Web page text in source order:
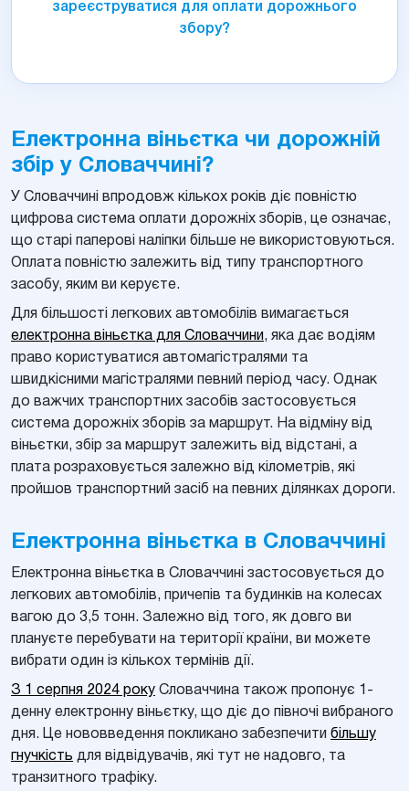
зареєструватися для оплати дорожнього
збору?
Електронна віньєтка чи дорожній
збір у Словаччині?
У Словаччині впродовж кількох років діє повністю
цифрова система оплати дорожніх зборів, це означає,
що старі паперові наліпки більше не використовуються.
Оплата повністю залежить від типу транспортного
засобу, яким ви керуєте.
Для більшості легкових автомобілів вимагається
електронна віньєтка для Словаччини , яка дає водіям
право користуватися автомагістралями та
швидкісними магістралями певний період часу. Однак
до важчих транспортних засобів застосовується
система дорожніх зборів за маршрут. На відміну від
віньєтки, збір за маршрут залежить від відстані, а
плата розраховується залежно від кілометрів, які
пройшов транспортний засіб на певних ділянках дороги.
Електронна віньєтка в Словаччині
Електронна віньєтка в Словаччині застосовується до
легкових автомобілів, причепів та будинків на колесах
вагою до 3,5 тонн. Залежно від того, як довго ви
плануєте перебувати на території країни, ви можете
вибрати один із кількох термінів дії.
З 1 серпня 2024 року Словаччина також пропонує 1-
денну електронну віньєтку, що діє до півночі вибраного
дня. Це нововведення покликано забезпечити більшу
гнучкість для відвідувачів, які тут не надовго, та
транзитного трафіку.